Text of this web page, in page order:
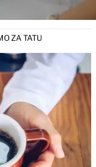
ZA TATU